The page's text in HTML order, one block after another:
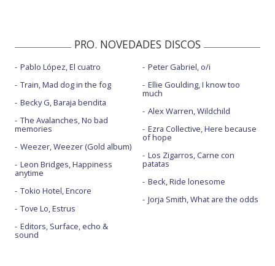
PRO. NOVEDADES DISCOS
Pablo López, El cuatro
Train, Mad dog in the fog
Becky G, Baraja bendita
The Avalanches, No bad
memories
Weezer, Weezer (Gold album)
Leon Bridges, Happiness
anytime
Tokio Hotel, Encore
Tove Lo, Estrus
Editors, Surface, echo &
sound
Peter Gabriel, o/i
Ellie Goulding, I know too
much
Alex Warren, Wildchild
Ezra Collective, Here because
of hope
Los Zigarros, Carne con
patatas
Beck, Ride lonesome
Jorja Smith, What are the odds